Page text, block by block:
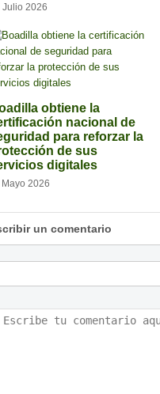
Julio 2026
obtiene la
nacional de
para reforzar la
de sus
digitales
Mayo 2026
un comentario